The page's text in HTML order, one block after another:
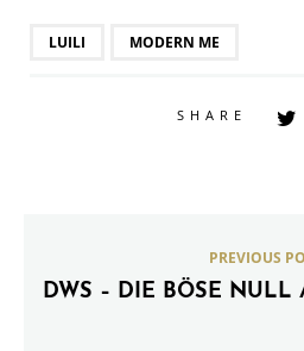
LUILI MODERN ME
SHARE
PREVIOUS
DWS – DIE BÖSE